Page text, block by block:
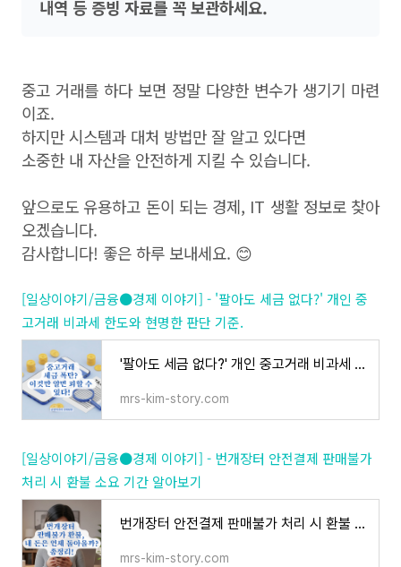
내역 등 증빙 자료를 꼭 보관하세요.
중고 거래를 하다 보면 정말 다양한 변수가 생기기 마련
이죠.
하지만 시스템과 대처 방법만 잘 알고 있다면
소중한 내 자산을 안전하게 지킬 수 있습니다.
앞으로도 유용하고 돈이 되는 경제, IT 생활 정보로 찾아
오겠습니다.
감사합니다! 좋은 하루 보내세요. 😊
[일상이야기/금융●경제 이야기] - '팔아도 세금 없다?' 개인 중
고거래 비과세 한도와 현명한 판단 기준.
'팔아도 세금 없다?' 개인 중고거래 비과세 한도와 현명한 판단 기준.
mrs-kim-story.com
[일상이야기/금융●경제 이야기] - 번개장터 안전결제 판매불가
처리 시 환불 소요 기간 알아보기
번개장터 안전결제 판매불가 처리 시 환불 소요 기간 알아보기
mrs-kim-story.com